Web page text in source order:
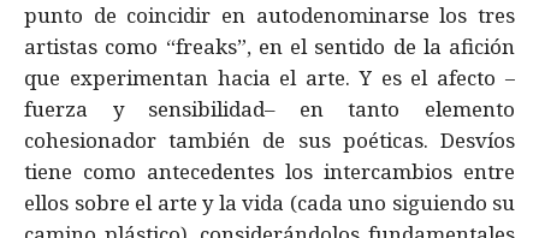
punto de coincidir en autodenominarse los tres
artistas como “freaks”, en el sentido de la afición
que experimentan hacia el arte. Y es el afecto –
fuerza y sensibilidad– en tanto elemento
cohesionador también de sus poéticas. Desvíos
tiene como antecedentes los intercambios entre
ellos sobre el arte y la vida (cada uno siguiendo su